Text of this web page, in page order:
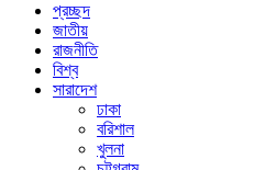
প্রচ্ছদ
জাতীয়
রাজনীতি
বিশ্ব
সারাদেশ
ঢাকা
বরিশাল
খুলনা